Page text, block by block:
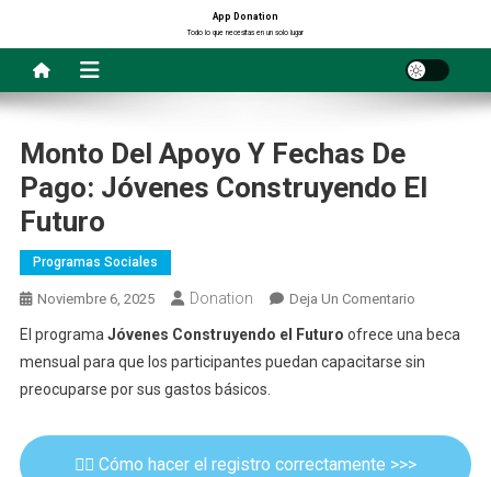
contenido
App Donation
Todo lo que necesitas en un solo lugar
Monto Del Apoyo Y Fechas De
Pago: Jóvenes Construyendo El
Futuro
Programas Sociales
Noviembre 6, 2025 Donation Deja Un ComentarioEn
El programa Jóvenes Construyendo el Futuro ofrece una beca
mensual para que los participantes puedan capacitarse sin
preocuparse por sus gastos básicos.
✍🏻 Cómo hacer el registro correctamente >>>